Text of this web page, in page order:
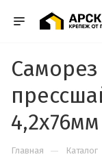
4,2х76мм
Главная — Каталог